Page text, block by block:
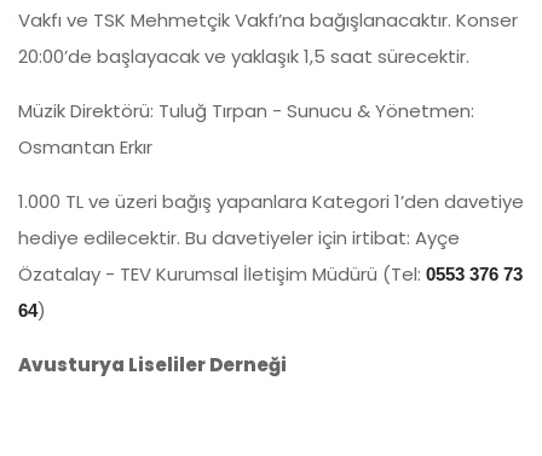
Vakfı ve TSK Mehmetçik Vakfı’na bağışlanacaktır. Konser
20:00’de başlayacak ve yaklaşık 1,5 saat sürecektir.
Müzik Direktörü: Tuluğ Tırpan - Sunucu & Yönetmen:
Osmantan Erkır
1.000 TL ve üzeri bağış yapanlara Kategori 1’den davetiye
hediye edilecektir. Bu davetiyeler için irtibat: Ayçe
Özatalay - TEV Kurumsal İletişim Müdürü (Tel: 0553 376 73
64)
Avusturya Liseliler Derneği